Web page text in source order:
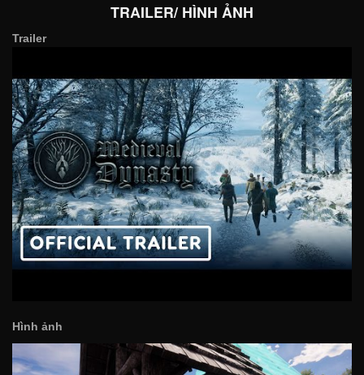
TRAILER/ HÌNH ẢNH
Trailer
Hình ảnh